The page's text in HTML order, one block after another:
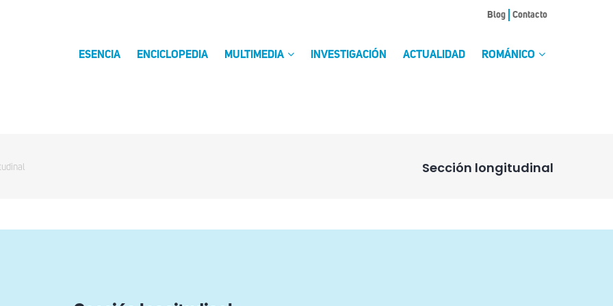
Blog Contacto
ESENCIA ENCICLOPEDIA MULTIMEDIA INVESTIGACIÓN ACTUALIDAD ROMÁNICO
Sección longitudinal